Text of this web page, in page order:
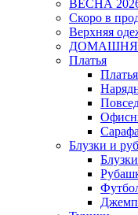
ВЕСНА
Скоро в
Верхняя
Платья
Платья
Блузки и
Блузки